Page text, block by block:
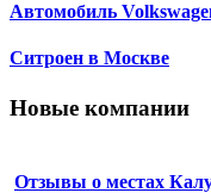
Автомобиль
Ситроен в Москве
Новые компании
Отзывы о местах